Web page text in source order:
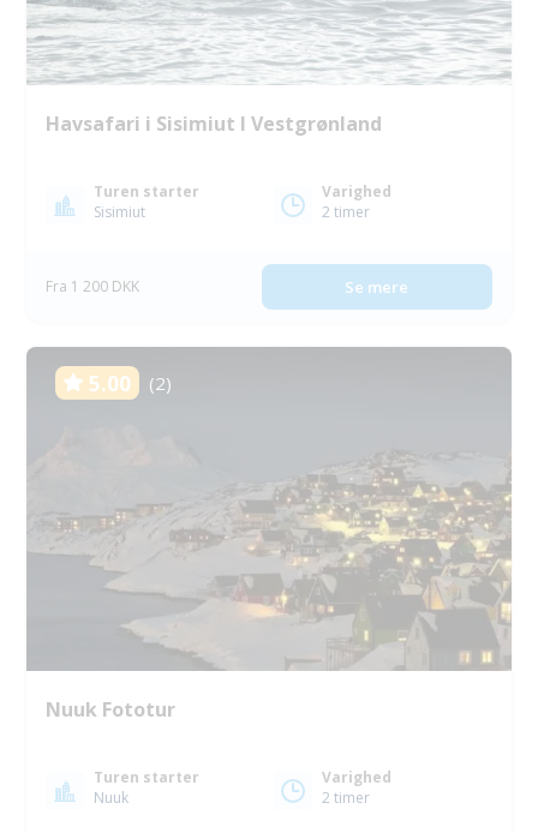
Havsafari i Sisimiut I Vestgrønland
Turen starter
Sisimiut
Varighed
2 timer
Fra 1 200 DKK Se mere
5.00 (2)
Nuuk Fototur
Turen starter
Nuuk
Varighed
2 timer